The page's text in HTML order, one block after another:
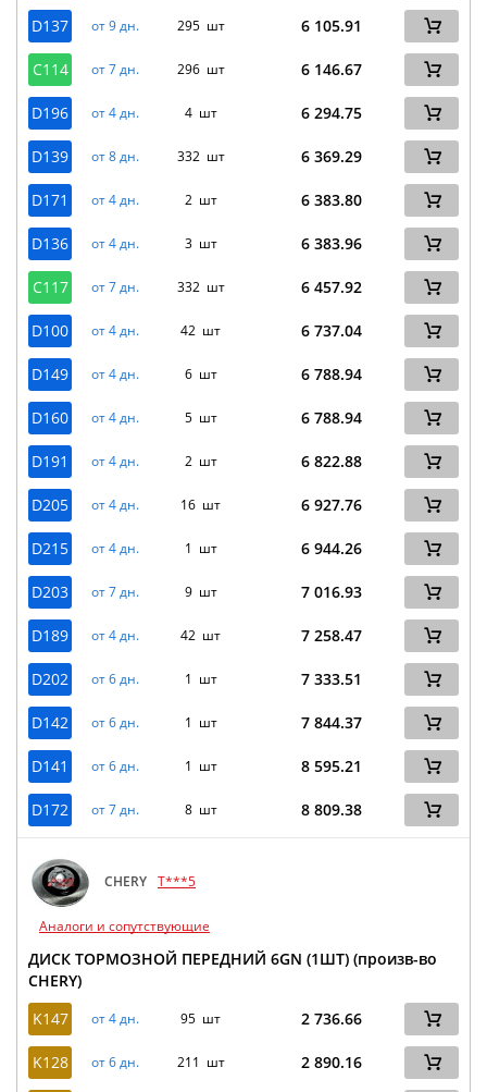
D137 от 9 дн. 295 шт 6 105.91
C114 от 7 дн. 296 шт 6 146.67
D196 от 4 дн. 4 шт 6 294.75
D139 от 8 дн. 332 шт 6 369.29
D171 от 4 дн. 2 шт 6 383.80
D136 от 4 дн. 3 шт 6 383.96
C117 от 7 дн. 332 шт 6 457.92
D100 от 4 дн. 42 шт 6 737.04
D149 от 4 дн. 6 шт 6 788.94
D160 от 4 дн. 5 шт 6 788.94
D191 от 4 дн. 2 шт 6 822.88
D205 от 4 дн. 16 шт 6 927.76
D215 от 4 дн. 1 шт 6 944.26
D203 от 7 дн. 9 шт 7 016.93
D189 от 4 дн. 42 шт 7 258.47
D202 от 6 дн. 1 шт 7 333.51
D142 от 6 дн. 1 шт 7 844.37
D141 от 6 дн. 1 шт 8 595.21
D172 от 7 дн. 8 шт 8 809.38
CHERY T***5
Аналоги и сопутствующие
ДИСК ТОРМОЗНОЙ ПЕРЕДНИЙ 6GN (1ШТ) (произв-во
CHERY)
K147
от 4 дн. 95 шт 2 736.66
K128 от 6 дн. 211 шт 2 890.16